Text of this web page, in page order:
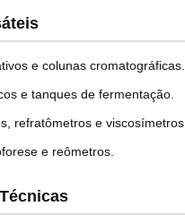
e colunas cromatográficas.
e tanques de fermentação.
refratômetros e viscosímetros.
e reômetros.